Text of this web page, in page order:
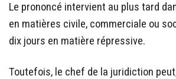
Le prononcé intervient au plus tard
en matières civile, commerciale ou
dix jours en matière répressive.
Toutefois, le chef de la juridiction